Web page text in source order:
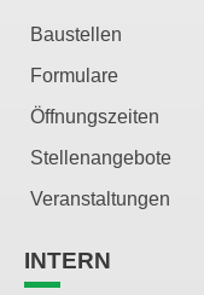
Baustellen
Formulare
Öffnungszeiten
Stellenangebote
Veranstaltungen
INTERN